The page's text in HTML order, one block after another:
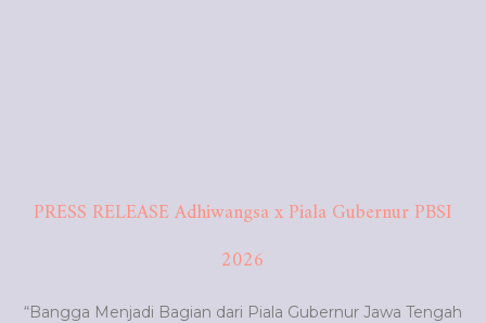
PRESS RELEASE Adhiwangsa x Piala Gubernur PBSI
2026
“Bangga Menjadi Bagian dari Piala Gubernur Jawa Tengah